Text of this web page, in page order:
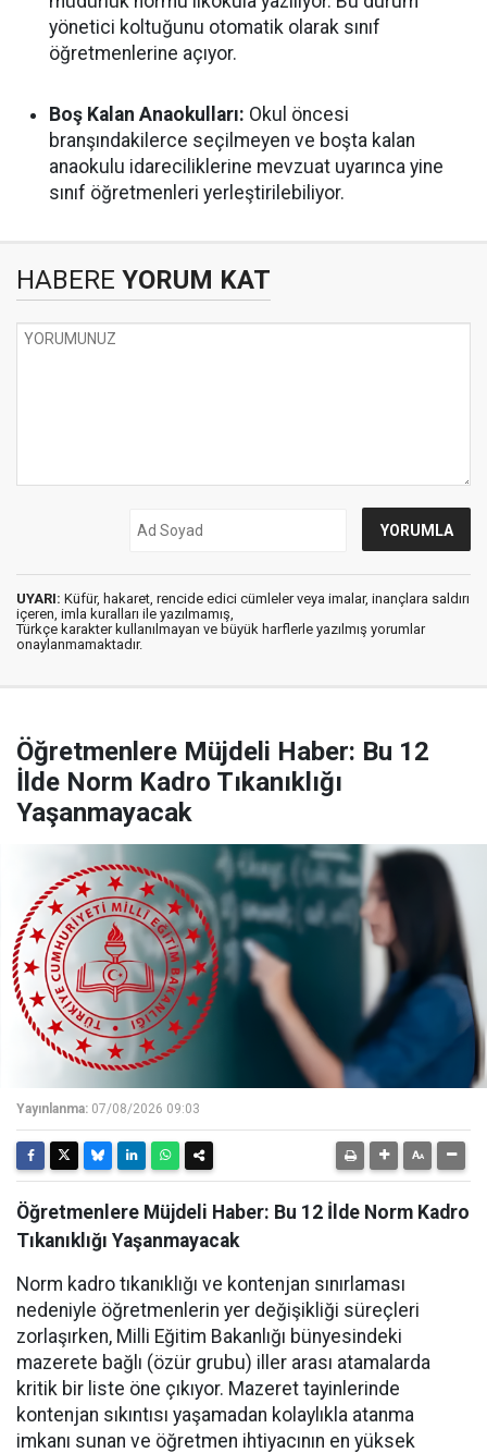
yönetici koltuğunu otomatik olarak sınıf
öğretmenlerine açıyor.
Boş Kalan Anaokulları: Okul öncesi
branşındakilerce seçilmeyen ve boşta kalan
anaokulu idareciliklerine mevzuat uyarınca yine
sınıf öğretmenleri yerleştirilebiliyor.
HABERE YORUM KAT
UYARI: Küfür, hakaret, rencide edici cümleler veya imalar, inançlara saldırı
içeren, imla kuralları ile yazılmamış,
Türkçe karakter kullanılmayan ve büyük harflerle yazılmış yorumlar
onaylanmamaktadır.
Öğretmenlere Müjdeli Haber: Bu 12
İlde Norm Kadro Tıkanıklığı
Yaşanmayacak
Yayınlanma: 07/08/2026 09:03
Öğretmenlere Müjdeli Haber: Bu 12 İlde Norm Kadro
Tıkanıklığı Yaşanmayacak
Norm kadro tıkanıklığı ve kontenjan sınırlaması
nedeniyle öğretmenlerin yer değişikliği süreçleri
zorlaşırken, Milli Eğitim Bakanlığı bünyesindeki
mazerete bağlı (özür grubu) iller arası atamalarda
kritik bir liste öne çıkıyor. Mazeret tayinlerinde
kontenjan sıkıntısı yaşamadan kolaylıkla atanma
imkanı sunan ve öğretmen ihtiyacının en yüksek